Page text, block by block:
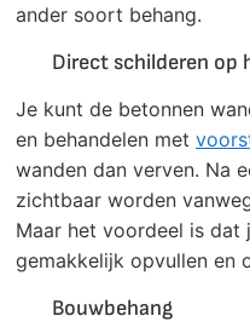
ander soort behang.
Direct schilderen op
Je kunt de betonnen
en behandelen met
wanden dan verven. Na
zichtbaar worden
Maar het voordeel is dat
gemakkelijk opvullen en
Bouwbehang